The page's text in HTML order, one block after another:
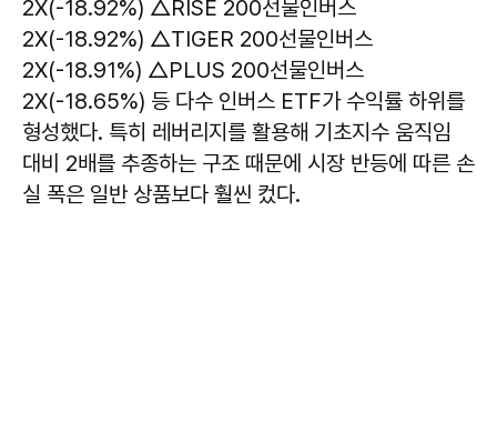
2X(-18.92%) △RISE 200선물인버스
2X(-18.92%) △TIGER 200선물인버스
2X(-18.91%) △PLUS 200선물인버스
2X(-18.65%) 등 다수 인버스 ETF가 수익률 하위를
형성했다. 특히 레버리지를 활용해 기초지수 움직임
대비 2배를 추종하는 구조 때문에 시장 반등에 따른 손
실 폭은 일반 상품보다 훨씬 컸다.